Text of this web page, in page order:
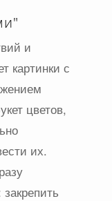
и
картинки с
цветов,
их.